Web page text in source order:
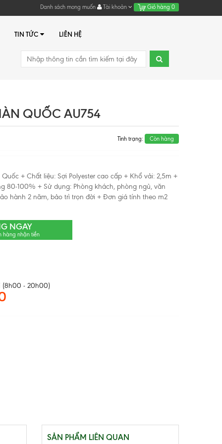
Danh sách mong muốn Tài khoản Giỏ hàng 0
TIN TỨC LIÊN HỆ
QUỐC AU754
Tình trạng: Còn hàng
+ Chất liệu: Sợi Polyester cao cấp + Khổ vải: 2,5m +
80-100% + Sử dụng: Phòng khách, phòng ngủ, văn
hành 2 năm, bảo trì trọn đời + Đơn giá tính theo m2
NGAY
hàng nhận tiền
(8h00 - 20h00)
SẢN PHẨM LIÊN QUAN